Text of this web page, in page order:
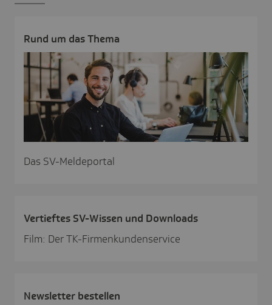
Rund um das Thema
Das SV-Meldeportal
Vertieftes SV-Wissen und Down­loads
Film: Der TK-Firmenkundenservice
News­letter bestellen